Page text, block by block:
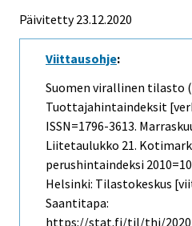
Päivitetty 23.12.2020
Viittausohje:
Suomen virallinen tilasto
Tuottajahintaindeksit
ISSN=1796-3613.
Liitetaulukko 21.
perushintaindeksi
Helsinki: Tilastokeskus
Saantitapa:
https://stat.fi/til/thi/2020/